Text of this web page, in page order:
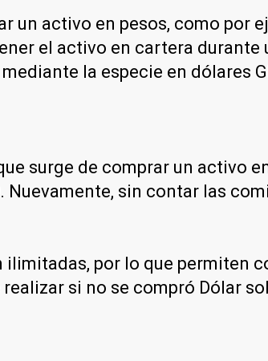
activo en pesos, como por
el activo en cartera durante
la especie en dólares
surge de comprar un activo
sin contar las
por lo que permiten
si no se compró Dólar